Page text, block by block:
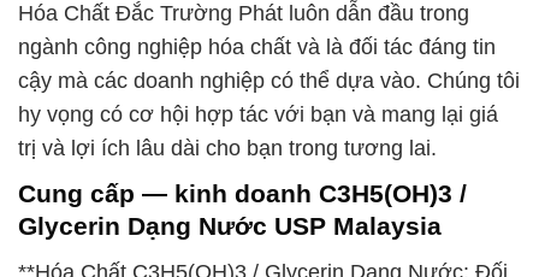
Hóa Chất Đắc Trường Phát luôn dẫn đầu trong
ngành công nghiệp hóa chất và là đối tác đáng tin
cậy mà các doanh nghiệp có thể dựa vào. Chúng tôi
hy vọng có cơ hội hợp tác với bạn và mang lại giá
trị và lợi ích lâu dài cho bạn trong tương lai.
Cung cấp — kinh doanh C3H5(OH)3 /
Glycerin Dạng Nước USP Malaysia
**Hóa Chất C3H5(OH)3 / Glycerin Dạng Nước: Đối